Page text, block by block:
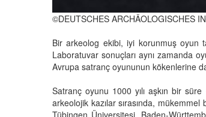
©DEUTSCHES ARCHÄOLOGISCHES
Bir arkeolog ekibi, iyi korunmuş oyun
Laboratuvar sonuçları aynı zamanda
Avrupa satranç oyununun kökenlerine
Satranç oyunu 1000 yılı aşkın bir
arkeolojik kazılar sırasında,